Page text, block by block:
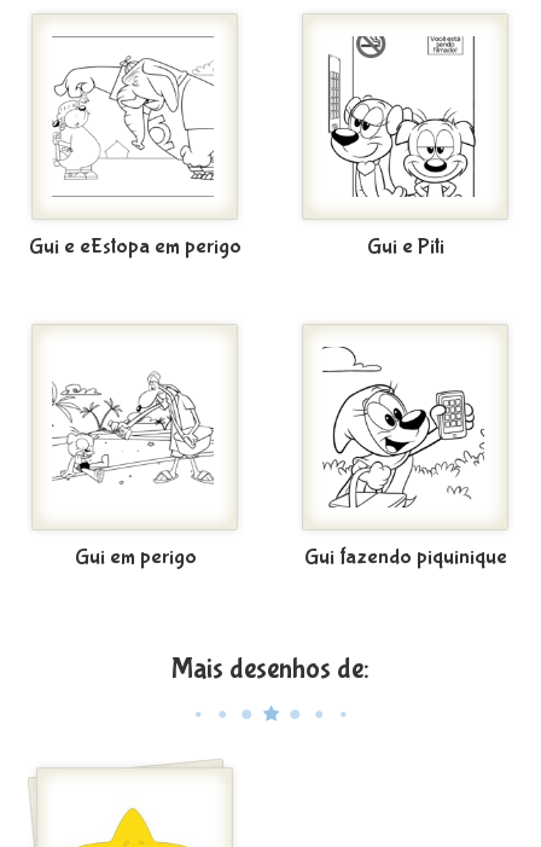
Gui e eEstopa em perigo Gui e Piti
Gui em perigo Gui fazendo piquinique
Mais desenhos de: